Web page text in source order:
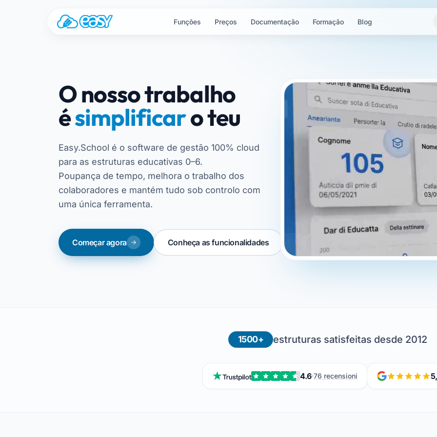
Funções Preços Documentação Formação Blog
O nosso trabalho
ésimplificaro teu
Easy.School é o software de gestão 100% cloud
para as estruturas educativas 0–6.
Poupança de tempo, melhora o trabalho dos
colaboradores e mantém tudo sob controlo com
uma única ferramenta.
Começar agora Conheça as funcionalidades
1500+ estruturas satisfeitas desde 2012
4.6 76 recensioni